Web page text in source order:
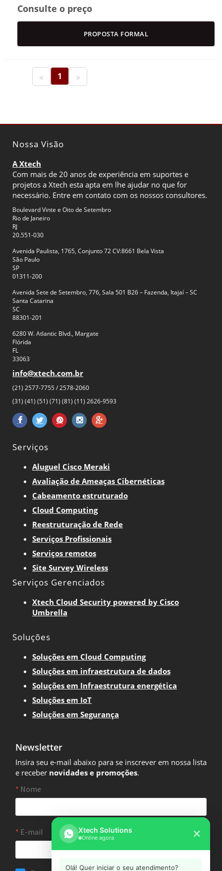
Consulte o preço
PROPOSTA FORMAL
« 1 »
Nossa Visão
A Xtech
Com mais de 20 anos de experiência em suportes e
projetos a Xtech esta apta em lhe ajudar no que for
necessário. Entre em contato com os nossos consultores.
Boulevard Vinte e Oito de Setembro
Rio de Janeiro
RJ
20.551-030
Avenida Paulista, 1765, Conjunto 72 CV:8661 Bela Vista
São Paulo
SP
01311-200
Avenida Sete de Setembro, 776, Sala 501 B26 – Fazenda, Itajaí – SC
Santa Catarina
SC
88301-201
6280 W. Atlantic Blvd., Margate
Flórida
FL
33063
info@xtech.com.br
(21) 2577-7755 / 2578-2060
(31) (41) (51) (71) (81) (11) 2626-9593
Serviços
Aluguel Cisco Meraki
Avaliação de Ameaças Cibernéticas
Cabeamento estruturado
Cloud Computing
Reestruturação de Rede
Serviços Profissionais
Serviços remotos
Site Survey Wireless
Serviços Gerenciados
Xtech Cloud Security powered by Cisco
Umbrella
Soluções
Soluções em Cloud Computing
Soluções em infraestrutura de dados
Soluções em Infraestrutura energética
Soluções em IoT
Soluções em Segurança
Newsletter
Insira seu e-mail abaixo para se inscrever em nossa lista
e receber novidades e promoções.
Xtech Solutions
Online agora ✕
Olá! Quer iniciar o seu atendimento?